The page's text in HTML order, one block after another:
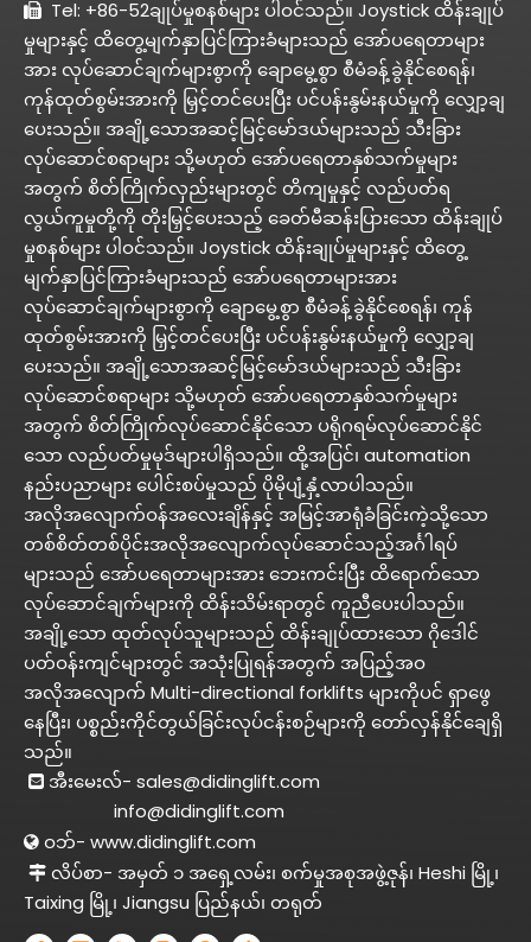
 Tel: +86-52ချုပ်မှုစနစ်များ ပါဝင်သည်။ Joystick ထိန်းချုပ်
မှုများနှင့် ထိတွေ့မျက်နှာပြင်ကြားခံများသည် အော်ပရေတာများ
အား လုပ်ဆောင်ချက်များစွာကို ချောမွေ့စွာ စီမံခန့်ခွဲနိုင်စေရန်၊
ကုန်ထုတ်စွမ်းအားကို မြှင့်တင်ပေးပြီး ပင်ပန်းနွမ်းနယ်မှုကို လျှော့ချ
ပေးသည်။ အချို့သောအဆင့်မြင့်မော်ဒယ်များသည် သီးခြား
လုပ်ဆောင်စရာများ သို့မဟုတ် အော်ပရေတာနှစ်သက်မှုများ
အတွက် စိတ်ကြိုက်လှည်းများတွင် တိကျမှုနှင့် လည်ပတ်ရ
လွယ်ကူမှုတို့ကို တိုးမြှင့်ပေးသည့် ခေတ်မီဆန်းပြားသော ထိန်းချုပ်
မှုစနစ်များ ပါဝင်သည်။ Joystick ထိန်းချုပ်မှုများနှင့် ထိတွေ့
မျက်နှာပြင်ကြားခံများသည် အော်ပရေတာများအား
လုပ်ဆောင်ချက်များစွာကို ချောမွေ့စွာ စီမံခန့်ခွဲနိုင်စေရန်၊ ကုန်
ထုတ်စွမ်းအားကို မြှင့်တင်ပေးပြီး ပင်ပန်းနွမ်းနယ်မှုကို လျှော့ချ
ပေးသည်။ အချို့သောအဆင့်မြင့်မော်ဒယ်များသည် သီးခြား
လုပ်ဆောင်စရာများ သို့မဟုတ် အော်ပရေတာနှစ်သက်မှုများ
အတွက် စိတ်ကြိုက်လုပ်ဆောင်နိုင်သော ပရိုဂရမ်လုပ်ဆောင်နိုင်
သော လည်ပတ်မှုမုဒ်များပါရှိသည်။ ထို့အပြင်၊ automation
နည်းပညာများ ပေါင်းစပ်မှုသည် ပိုမိုပျံ့နှံ့လာပါသည်။
အလိုအလျောက်ဝန်အလေးချိန်နှင့် အမြင့်အာရုံခံခြင်းကဲ့သို့သော
တစ်စိတ်တစ်ပိုင်းအလိုအလျောက်လုပ်ဆောင်သည့်အင်္ဂါရပ်
များသည် အော်ပရေတာများအား ဘေးကင်းပြီး ထိရောက်သော
လုပ်ဆောင်ချက်များကို ထိန်းသိမ်းရာတွင် ကူညီပေးပါသည်။
အချို့သော ထုတ်လုပ်သူများသည် ထိန်းချုပ်ထားသော ဂိုဒေါင်
ပတ်ဝန်းကျင်များတွင် အသုံးပြုရန်အတွက် အပြည့်အဝ
အလိုအလျောက် Multi-directional forklifts များကိုပင် ရှာဖွေ
နေပြီး၊ ပစ္စည်းကိုင်တွယ်ခြင်းလုပ်ငန်းစဉ်များကို တော်လှန်နိုင်ချေရှိ
သည်။
 အီးမေးလ်- sales@didinglift.com
info@didinglift.com
 ဝဘ်- www.didinglift.com
 လိပ်စာ- အမှတ် ၁ အရှေ့လမ်း၊ စက်မှုအစုအဖွဲ့ဇုန်၊ Heshi မြို့၊
Taixing မြို့၊ Jiangsu ပြည်နယ်၊ တရုတ်